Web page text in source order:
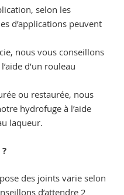
selon les
d’applications peuvent
nous vous conseillons
d’un rouleau
ou restaurée, nous
hydrofuge à l’aide
laqueur.
des joints varie selon
d’attendre 2